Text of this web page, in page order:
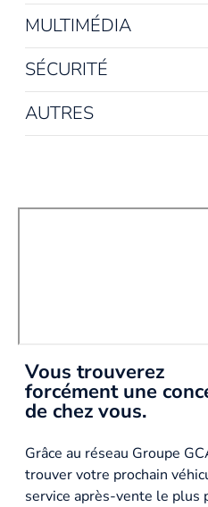
MULTIMÉDIA
SÉCURITÉ
AUTRES
Vous trouverez
forcément une
de chez vous.
Grâce au réseau Groupe
trouver votre prochain
service après-vente le plus